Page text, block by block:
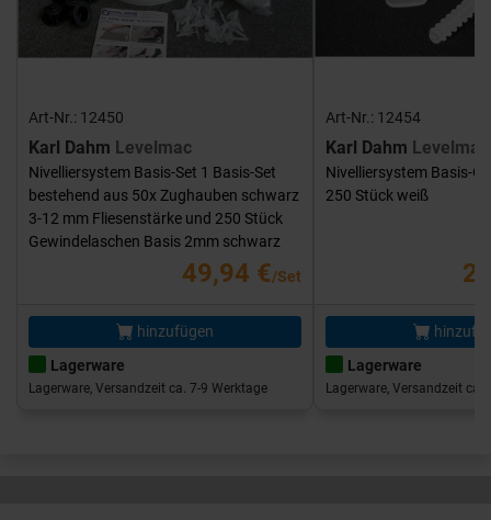
Art-Nr.: 12450
Karl Dahm Levelmac
Nivelliersystem Basis-Set 1 Basis-Set
bestehend aus 50x Zughauben schwarz
3-12 mm Fliesenstärke und 250 Stück
Gewindelaschen Basis 2mm schwarz
49,94 €/Set
hinzufügen
Lagerware
Lagerware, Versandzeit ca. 7-9 Werktage
Art-Nr.: 12454
Karl Dahm Levelmac
Nivelliersystem Basis-
250 Stück weiß
Lagerware
Lagerware, Versandzeit ca.